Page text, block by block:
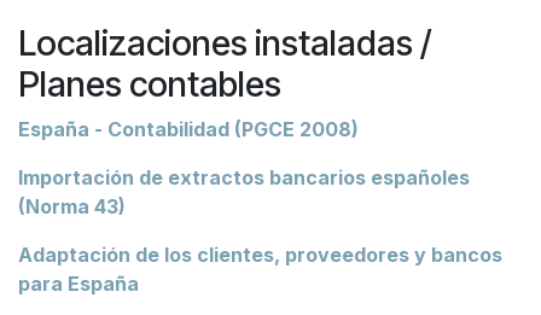
Localizaciones instaladas /
Planes contables
España - Contabilidad (PGCE 2008)
Importación de extractos bancarios españoles
(Norma 43)
Adaptación de los clientes, proveedores y bancos
para España